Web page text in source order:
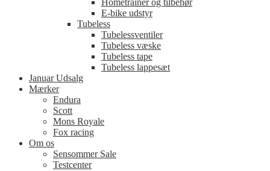
Hometrainer og tilbehør
E-bike udstyr
Tubeless
Tubelessventiler
Tubeless væske
Tubeless tape
Tubeless lappesæt
Januar Udsalg
Mærker
Endura
Scott
Mons Royale
Fox racing
Om os
Sensommer Sale
Testcenter